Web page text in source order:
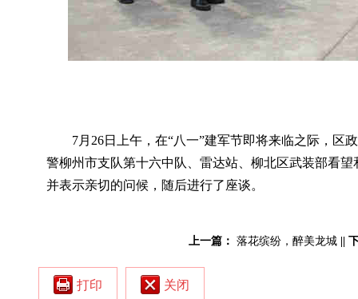
7月26日上午，在“八一”建军节即将来临之际，区
警柳州市支队第十六中队、雷达站、柳北区武装部看
并表示亲切的问候，随后进行了座谈。
上一篇： 落花缤纷，醉美龙城
打印 关闭